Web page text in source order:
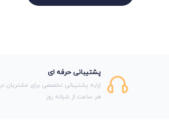
پشتیبانی حرفه ای
ارایه پشتیبانی تخصصی برای مشتریان در
هر ساعت از شبانه روز